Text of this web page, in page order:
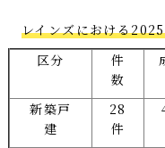
レインズにおける
区分
件
数
新築戸
建
28
件